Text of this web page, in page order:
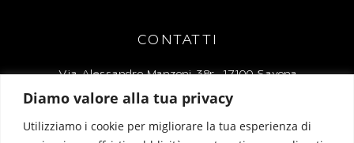
Diamo valore alla tua privacy
Utilizziamo i cookie per migliorare la tua esperienza di
CONTATTI
Via Alessandro Manzoni 38r, 17100 Savona
Tel: 019 827248
Mail: liguriaboutiquelacartoleria@gmail.com